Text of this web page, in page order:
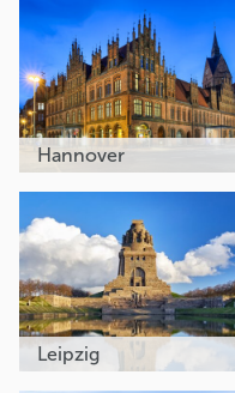
Hannover
Leipzig